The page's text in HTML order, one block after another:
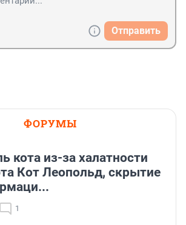
Отправить
ФОРУМЫ
кота из-за халатности
Кот Леопольд, скрытиe
1